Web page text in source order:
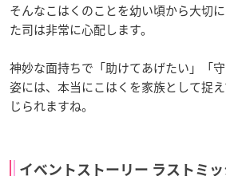
そんなこはくのことを幼い頃から大切
た司は非常に心配します。
神妙な面持ちで「助けてあげたい」「
姿には、本当にこはくを家族として捉
じられますね。
イベントストーリー ラストミ